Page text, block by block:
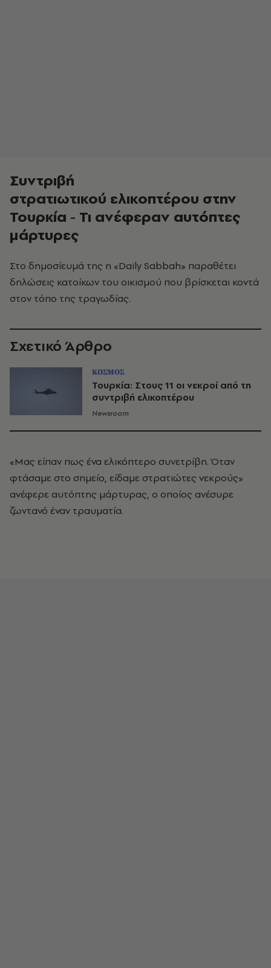
Συντριβή
στρατιωτικού ελικοπτέρου στην
Τουρκία - Τι ανέφεραν αυτόπτες
μάρτυρες
Στο δημοσίευμά της η «Daily Sabbah» παραθέτει
δηλώσεις κατοίκων του οικισμού που βρίσκεται κοντά
στον τόπο της τραγωδίας.
Σχετικό Άρθρο
ΚΟΣΜΟΣ
Τουρκία: Στους 11 οι νεκροί από τη
συντριβή ελικοπτέρου
Newsroom
«Μας είπαν πως ένα ελικόπτερο συνετρίβη. Όταν
φτάσαμε στο σημείο, είδαμε στρατιώτες νεκρούς»
ανέφερε αυτόπτης μάρτυρας, ο οποίος ανέσυρε
ζωντανό έναν τραυματία.